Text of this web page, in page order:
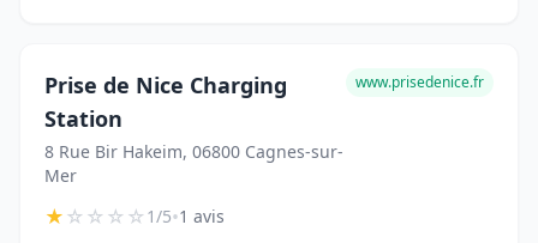
Prise de Nice Charging
Station
8 Rue Bir Hakeim, 06800 Cagnes-sur-
Mer
www.prisedenice.fr
★☆☆☆☆1/5•1 avis